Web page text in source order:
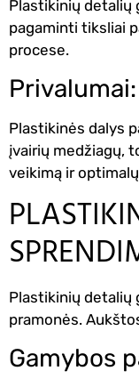
Plastikinių detalių
pagaminti tiksliai
procese.
Plastikinės dalys
įvairių medžiagų,
veikimą ir
Plastikinių detalių
pramonės.
Gamybos